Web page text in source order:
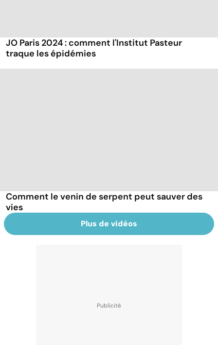
JO Paris 2024 : comment l'Institut Pasteur
traque les épidémies
Comment le venin de serpent peut sauver des
vies
Plus de vidéos